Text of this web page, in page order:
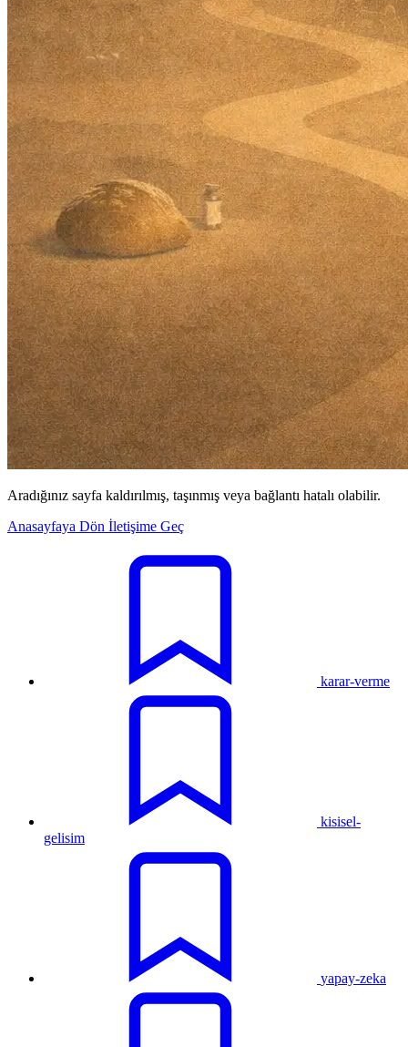
Aradığınız sayfa kaldırılmış, taşınmış veya bağlantı hatalı olabilir.
Anasayfaya Dön İletişime Geç
karar-verme
kisisel-
gelisim
yapay-zeka